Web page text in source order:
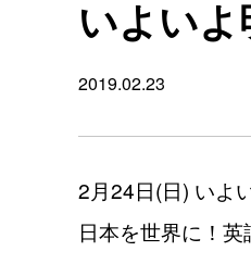
いよい
2019.02.23
2月24日(日) いよ
日本を世界に！